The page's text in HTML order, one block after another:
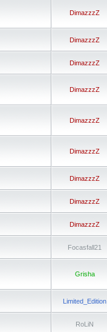
DimazzzZ
DimazzzZ
DimazzzZ
DimazzzZ
DimazzzZ
DimazzzZ
DimazzzZ
DimazzzZ
DimazzzZ
Focasfall21
Grisha
Limited_Edition
RoLiN